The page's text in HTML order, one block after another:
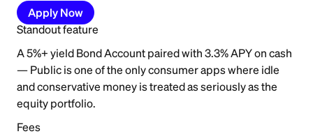
Apply Now
Standout feature
A 5%+ yield Bond Account paired with 3.3% APY on cash
— Public is one of the only consumer apps where idle
and conservative money is treated as seriously as the
equity portfolio.
Fees